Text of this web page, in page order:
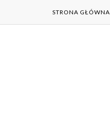
STRONA GŁÓWNA